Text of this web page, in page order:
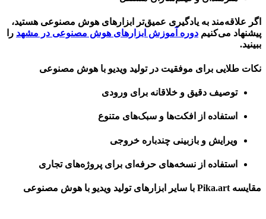
اگر علاقه‌مند به یادگیری عمیق‌تر ابزارهای هوش مصنوعی هستید،
پیشنهاد می‌کنیم دوره آموزش ابزارهای هوش مصنوعی در مشهد را
ببینید.
نکات طلایی برای موفقیت در تولید ویدیو با هوش مصنوعی
توصیف دقیق و خلاقانه برای ورودی
استفاده از افکت‌ها و سبک‌های متنوع
ویرایش و بازبینی چندباره خروجی
استفاده از نسخه‌های حرفه‌ای برای پروژه‌های تجاری
مقایسه Pika.art با سایر ابزارهای تولید ویدیو با هوش مصنوعی